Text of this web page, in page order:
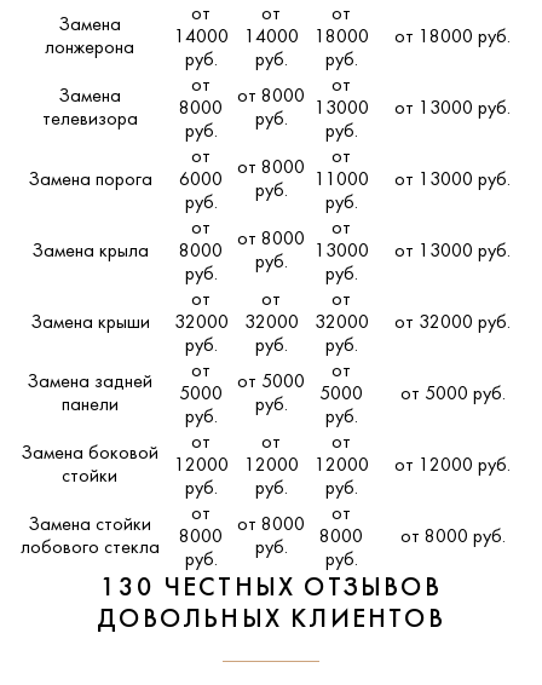
Замена
лонжерона
от
14000
руб.
от
14000
руб.
от
18000
руб.
от 18000 руб.
Замена
телевизора
от
8000
руб.
от 8000
руб.
от
13000
руб.
от 13000 руб.
Замена порога
от
6000
руб.
от 8000
руб.
от
11000
руб.
от 13000 руб.
Замена крыла
от
8000
руб.
от 8000
руб.
от
13000
руб.
от 13000 руб.
Замена крыши
от
32000
руб.
от
32000
руб.
от
32000
руб.
от 32000 руб.
Замена задней
панели
от
5000
руб.
от 5000
руб.
от
5000
руб.
от 5000 руб.
Замена боковой
стойки
от
12000
руб.
от
12000
руб.
от
12000
руб.
от 12000 руб.
Замена стойки
лобового стекла
от
8000
руб.
от 8000
руб.
от
8000
руб.
от 8000 руб.
130 ЧЕСТНЫХ ОТЗЫВОВ
ДОВОЛЬНЫХ КЛИЕНТОВ